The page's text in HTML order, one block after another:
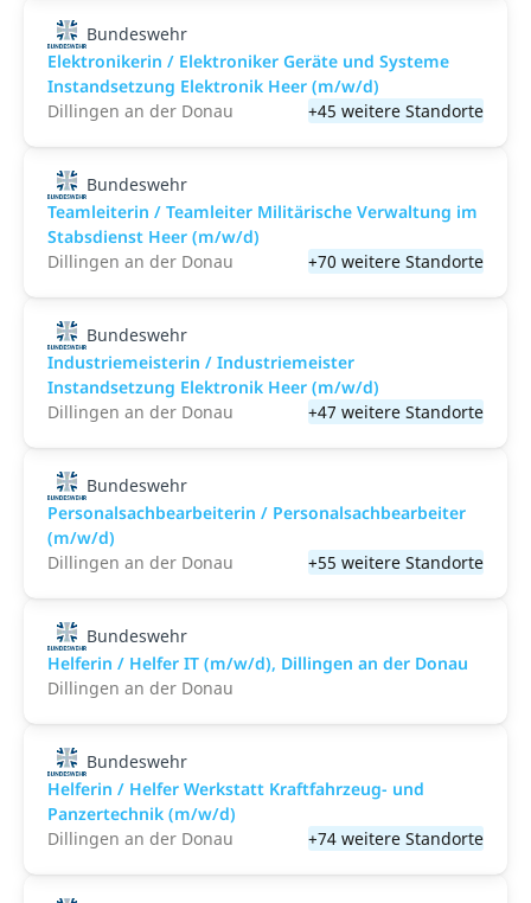
Bundeswehr
Elektronikerin / Elektroniker Geräte und Systeme
Instandsetzung Elektronik Heer (m/w/d)
Dillingen an der Donau
+45 weitere Standorte
Bundeswehr
Teamleiterin / Teamleiter Militärische Verwaltung im
Stabsdienst Heer (m/w/d)
Dillingen an der Donau
+70 weitere Standorte
Bundeswehr
Industriemeisterin / Industriemeister
Instandsetzung Elektronik Heer (m/w/d)
Dillingen an der Donau
+47 weitere Standorte
Bundeswehr
Personalsachbearbeiterin / Personalsachbearbeiter
(m/w/d)
Dillingen an der Donau
+55 weitere Standorte
Bundeswehr
Helferin / Helfer IT (m/w/d), Dillingen an der Donau
Dillingen an der Donau
Bundeswehr
Helferin / Helfer Werkstatt Kraftfahrzeug- und
Panzertechnik (m/w/d)
Dillingen an der Donau
+74 weitere Standorte